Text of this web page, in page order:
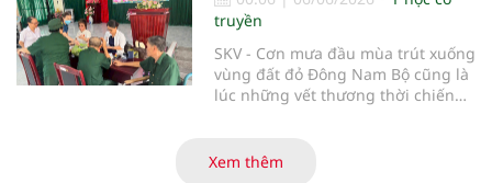
truyền
SKV - Cơn mưa đầu mùa trút xuống
vùng đất đỏ Đông Nam Bộ cũng là
lúc những vết thương thời chiến
binh và người có công Long Đất
Xem thêm